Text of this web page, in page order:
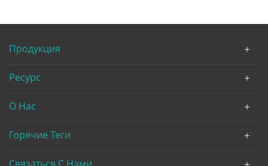
Продукция
Ресурс
О Нас
Горячие Теги